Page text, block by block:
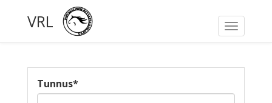
Toggle
VRL
Tunnus*